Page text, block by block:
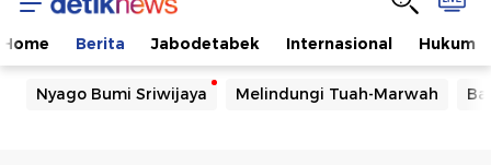
Home Berita Jabodetabek Internasional Hukum
Nyago Bumi Sriwijaya Melindungi Tuah-Marwah